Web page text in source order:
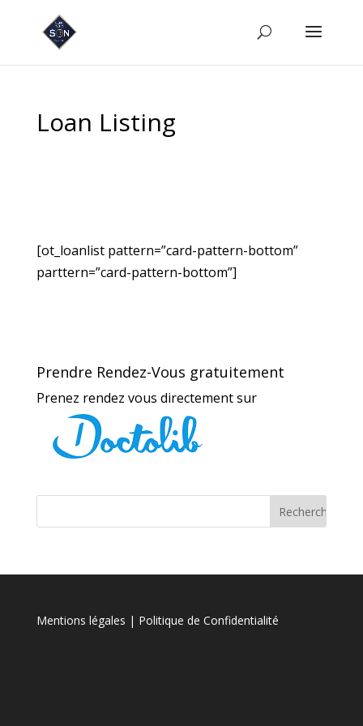
Loan Listing
[ot_loanlist pattern=”card-pattern-bottom”
parttern=”card-pattern-bottom”]
Prendre Rendez-Vous gratuitement
Prenez rendez vous directement sur
Mentions légales | Politique de Confidentialité